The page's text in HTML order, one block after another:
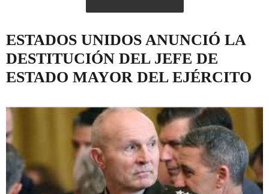
ESTADOS UNIDOS ANUNCIÓ LA
DESTITUCIÓN DEL JEFE DE
ESTADO MAYOR DEL EJÉRCITO